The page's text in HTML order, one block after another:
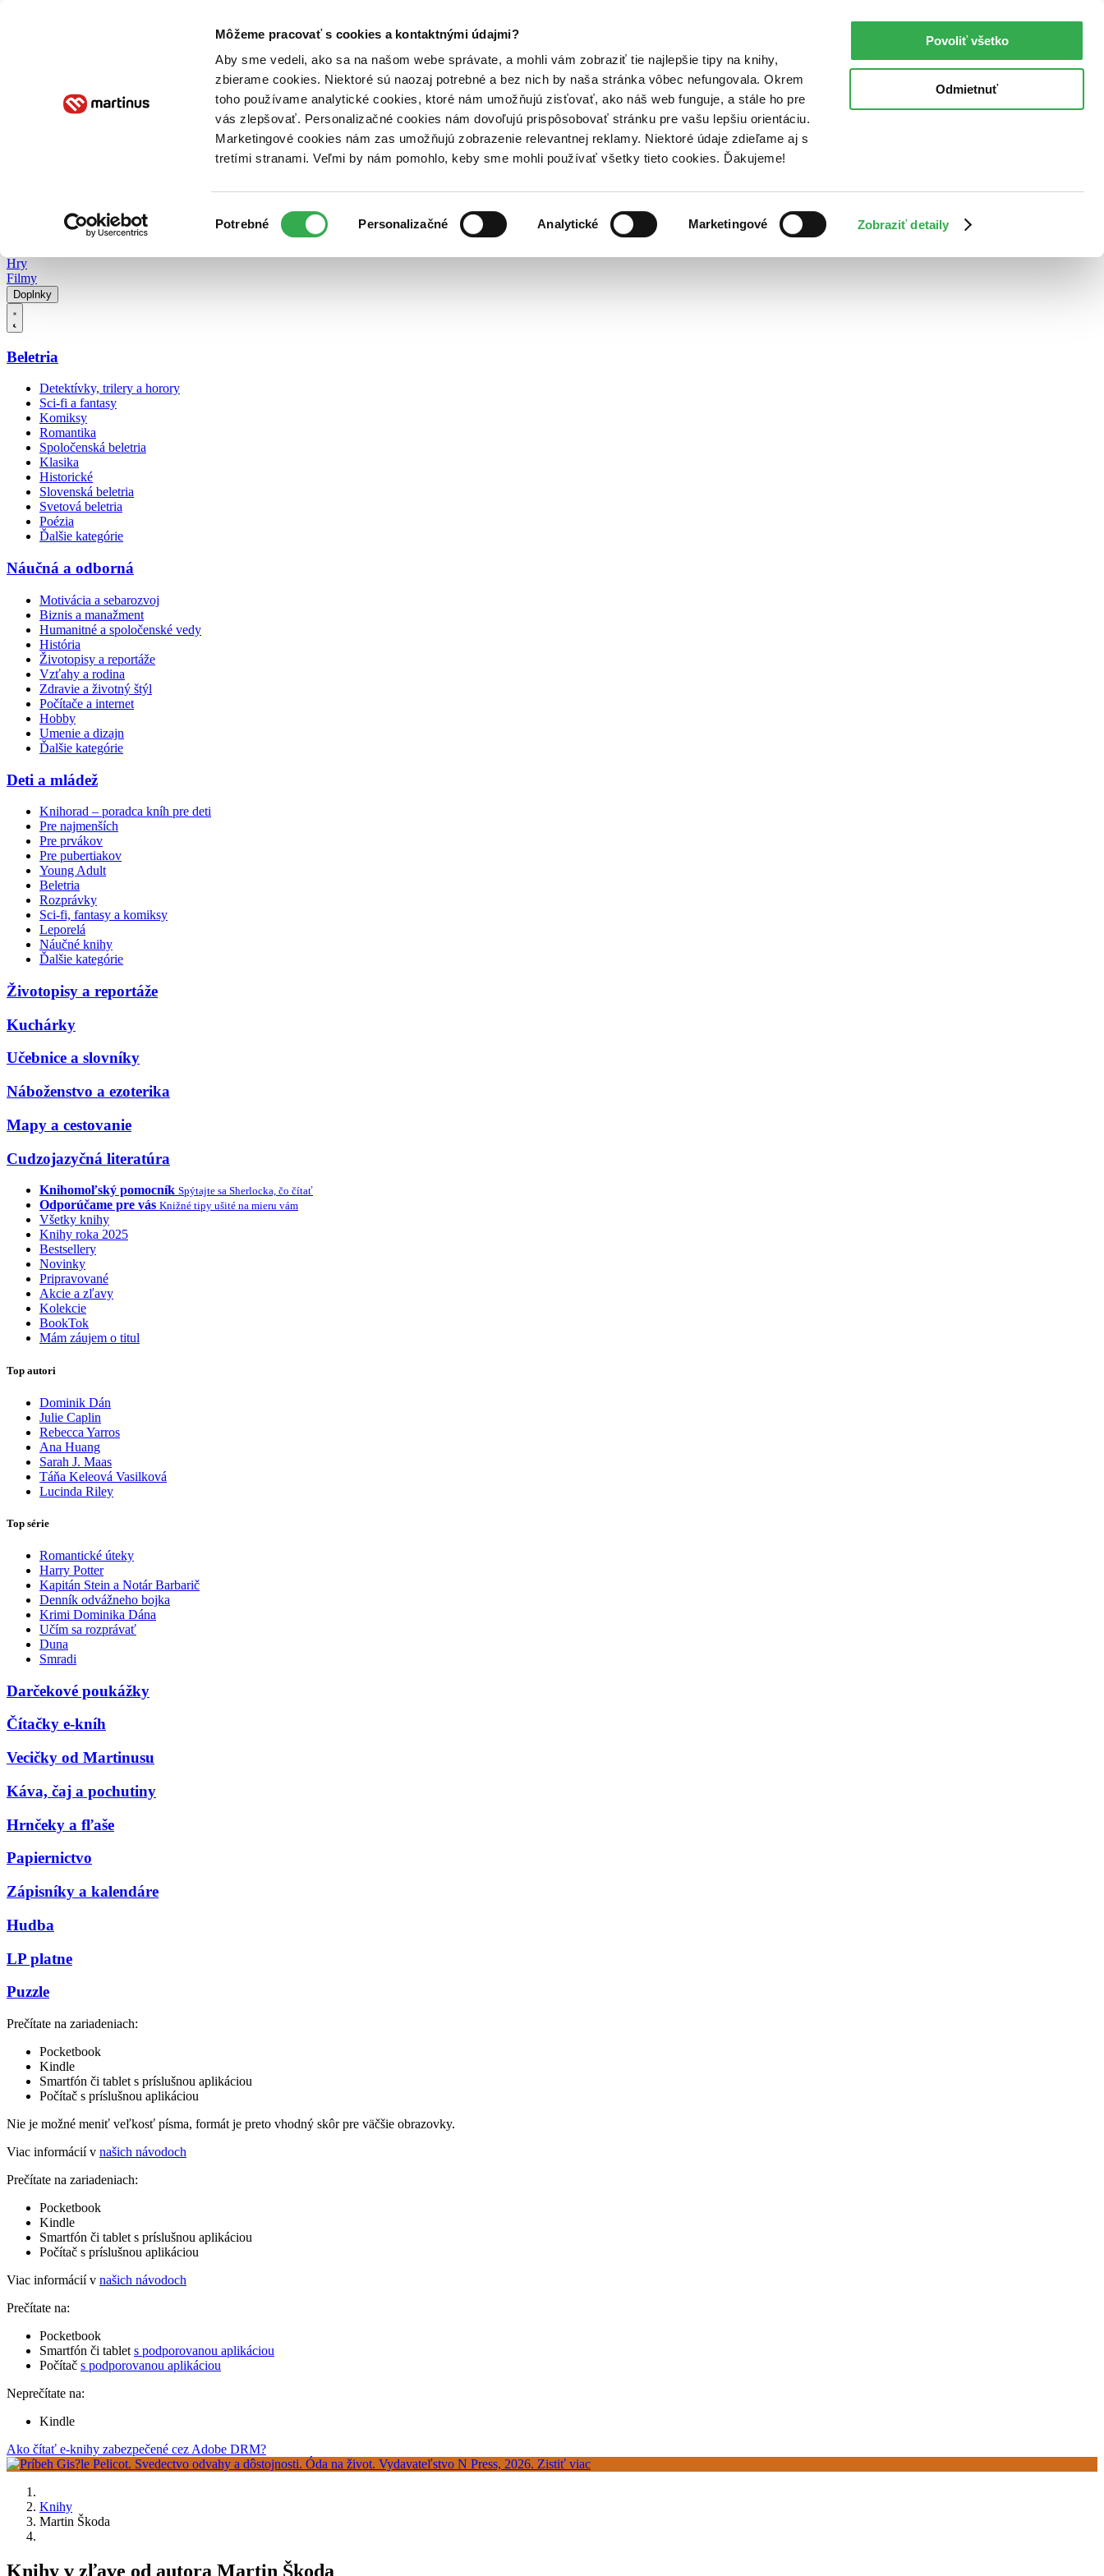
Môžeme pracovať s cookies a kontaktnými údajmi?
Aby sme vedeli, ako sa na našom webe správate, a mohli vám zobraziť tie najlepšie tipy na knihy,
zbierame cookies. Niektoré sú naozaj potrebné a bez nich by naša stránka vôbec nefungovala. Okrem
toho používame analytické cookies, ktoré nám umožňujú zisťovať, ako náš web funguje, a stále ho pre
vás zlepšovať. Personalizačné cookies nám dovoľujú prispôsobovať stránku pre vašu lepšiu orientáciu.
Marketingové cookies nám zas umožňujú zobrazenie relevantnej reklamy. Niektoré údaje zdieľame aj s
tretími stranami. Veľmi by nám pomohlo, keby sme mohli používať všetky tieto cookies. Ďakujeme!
súhlasu
Potrebné Personalizačné Analytické Marketingové Zobraziť detaily
Povoliť všetko
Odmietnuť
Poukážky Kontakt
Hry
Filmy
Doplnky
Beletria
Detektívky, trilery a horory
Sci-fi a fantasy
Komiksy
Romantika
Spoločenská beletria
Klasika
Historické
Slovenská beletria
Svetová beletria
Poézia
Ďalšie kategórie
Náučná a odborná
Motivácia a sebarozvoj
Biznis a manažment
Humanitné a spoločenské vedy
História
Životopisy a reportáže
Vzťahy a rodina
Zdravie a životný štýl
Počítače a internet
Hobby
Umenie a dizajn
Ďalšie kategórie
Deti a mládež
Knihorad – poradca kníh pre deti
Pre najmenších
Pre prvákov
Pre pubertiakov
Young Adult
Beletria
Rozprávky
Sci-fi, fantasy a komiksy
Leporelá
Náučné knihy
Ďalšie kategórie
Životopisy a reportáže
Kuchárky
Učebnice a slovníky
Náboženstvo a ezoterika
Mapy a cestovanie
Cudzojazyčná literatúra
Knihomoľský pomocník Spýtajte sa Sherlocka, čo čítať
Odporúčame pre vás Knižné tipy ušité na mieru vám
Všetky knihy
Knihy roka 2025
Bestsellery
Novinky
Pripravované
Akcie a zľavy
Kolekcie
BookTok
Mám záujem o titul
Top autori
Dominik Dán
Julie Caplin
Rebecca Yarros
Ana Huang
Sarah J. Maas
Táňa Keleová Vasilková
Lucinda Riley
Top série
Romantické úteky
Harry Potter
Kapitán Stein a Notár Barbarič
Denník odvážneho bojka
Krimi Dominika Dána
Učím sa rozprávať
Duna
Smradi
Darčekové poukážky
Čítačky e-kníh
Vecičky od Martinusu
Káva, čaj a pochutiny
Hrnčeky a fľaše
Papiernictvo
Zápisníky a kalendáre
Hudba
LP platne
Puzzle
Prečítate na zariadeniach:
Pocketbook
Kindle
Smartfón či tablet s príslušnou aplikáciou
Počítač s príslušnou aplikáciou
Nie je možné meniť veľkosť písma, formát je preto vhodný skôr pre väčšie obrazovky.
Viac informácií v našich návodoch
Prečítate na zariadeniach:
Pocketbook
Kindle
Smartfón či tablet s príslušnou aplikáciou
Počítač s príslušnou aplikáciou
Viac informácií v našich návodoch
Prečítate na:
Pocketbook
Smartfón či tablet s podporovanou aplikáciou
Počítač s podporovanou aplikáciou
Neprečítate na:
Kindle
Ako čítať e-knihy zabezpečené cez Adobe DRM?
Knihy
Martin Škoda
Knihy v zľave od autora Martin Škoda